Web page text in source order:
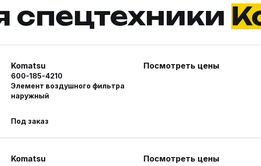
Komatsu
600-185-4210
Элемент воздушного фильтра
наружный
Посмотреть цены
Под заказ
Komatsu Посмотреть цены